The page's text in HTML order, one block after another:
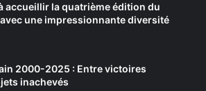
accueillir la quatrième édition du
une impressionnante diversité
2000-2025 : Entre victoires
inachevés